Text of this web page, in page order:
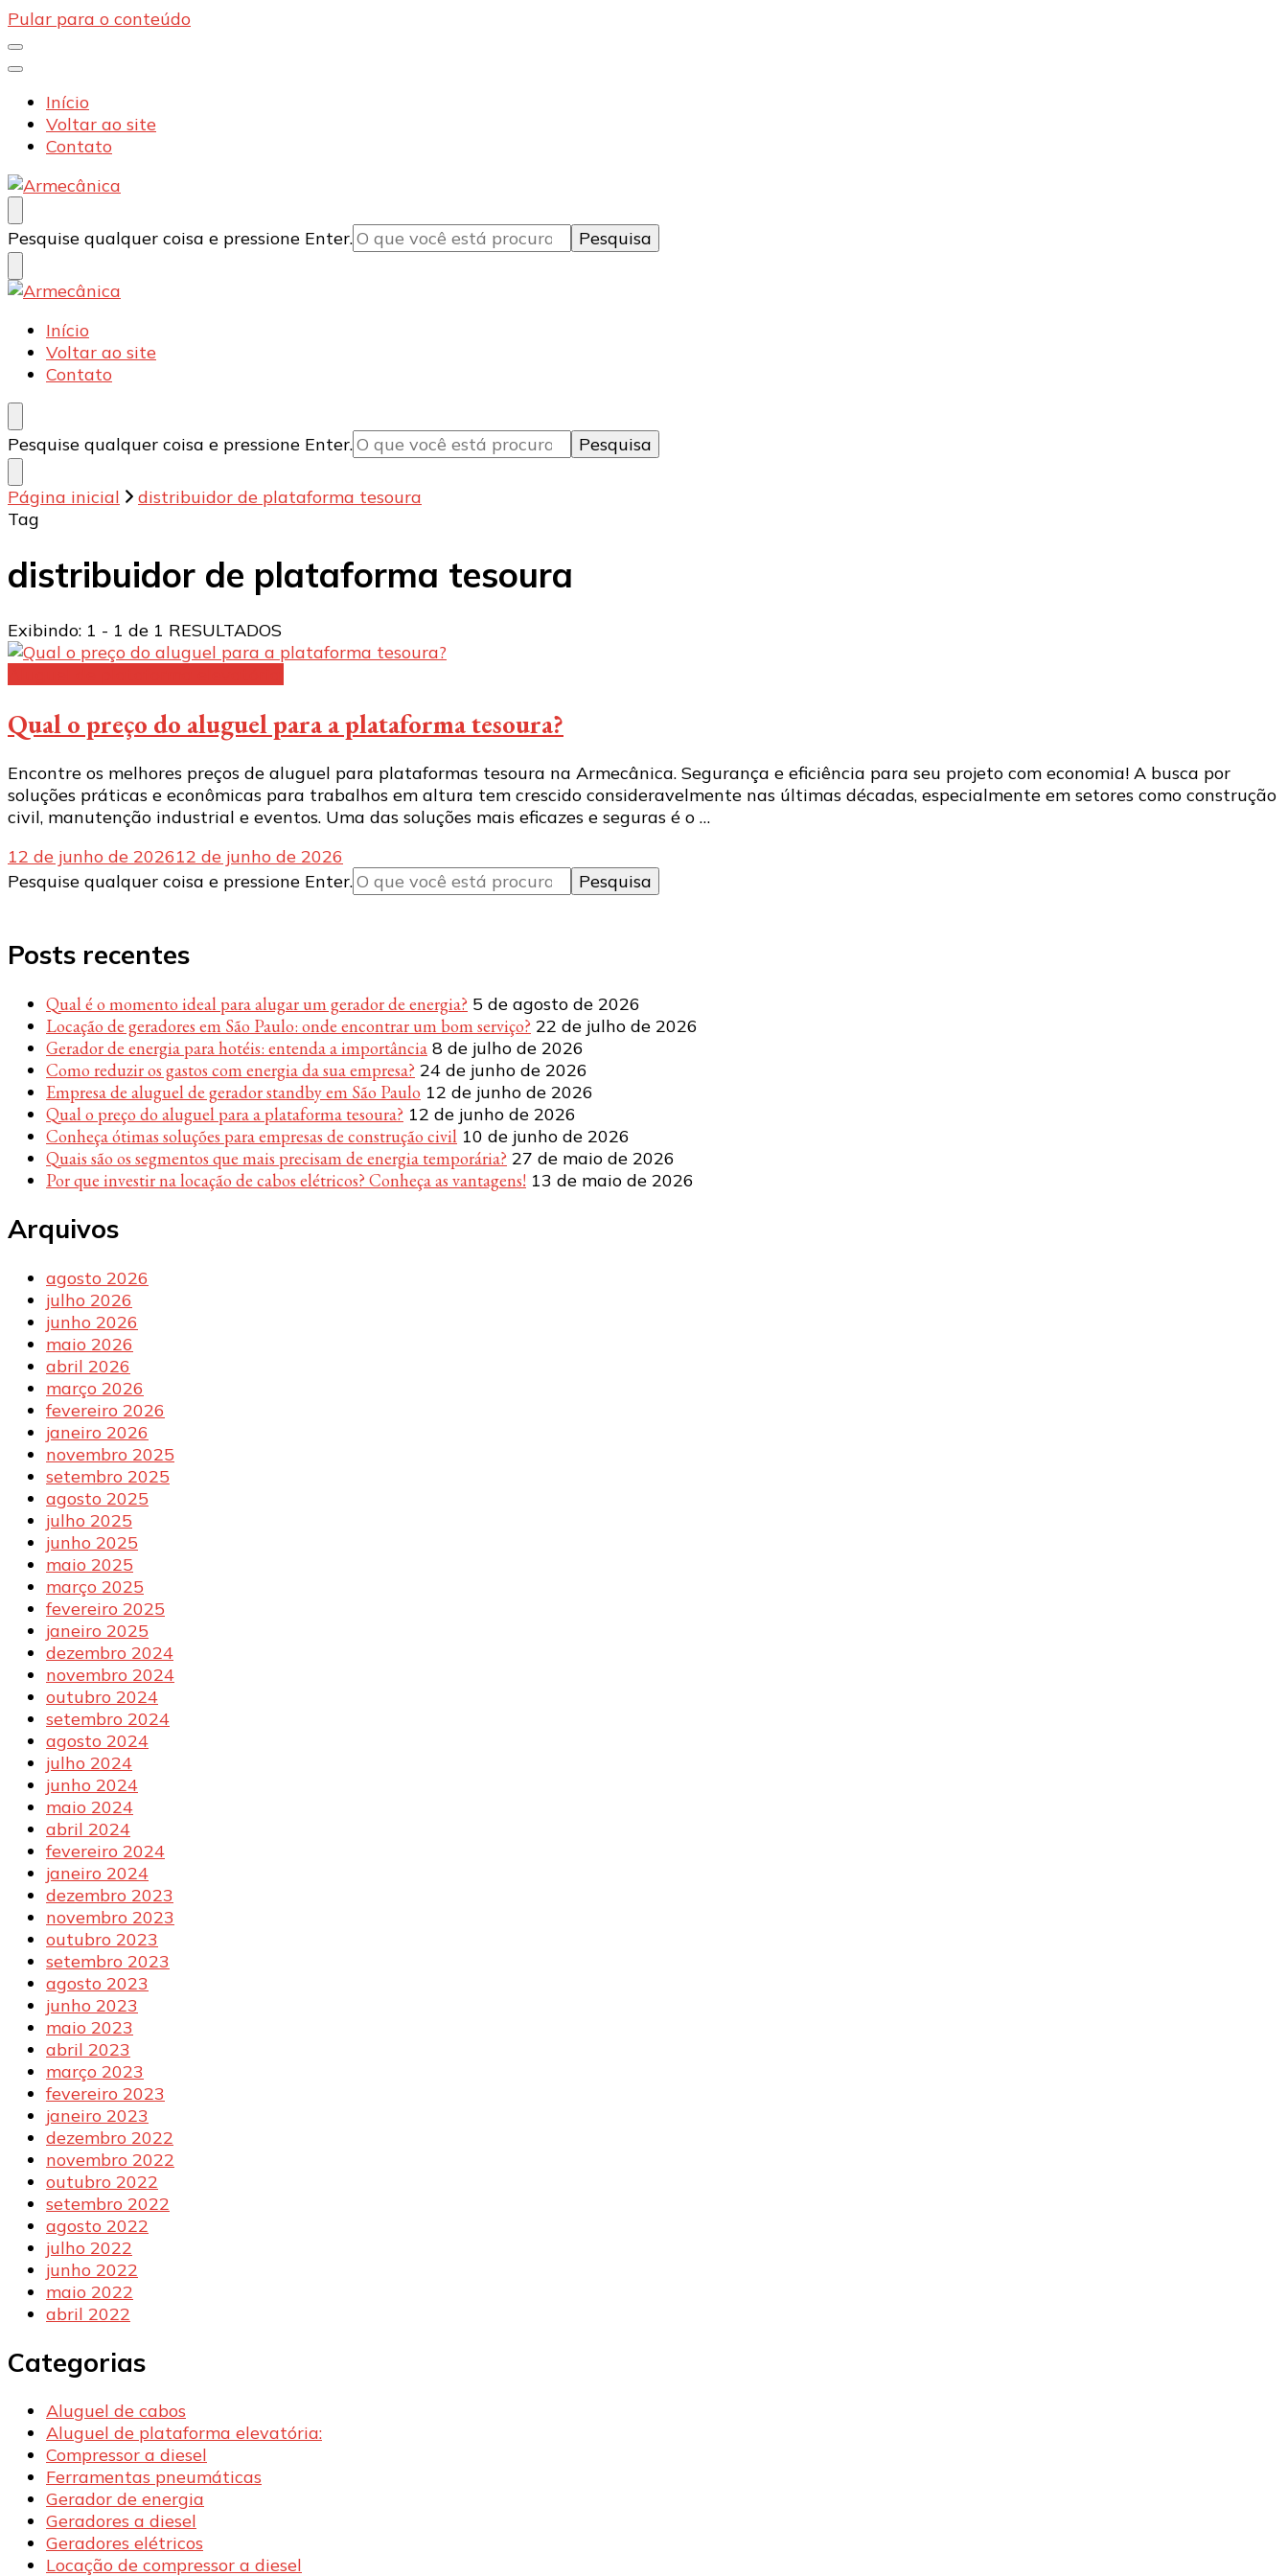
Pular para o conteúdo
Início
Voltar ao site
Contato
Armecânica
Blog
Procurando
algo?
Pesquise qualquer coisa e pressione Enter.
Armecânica
Blog
Início
Voltar ao site
Contato
Procurando
algo?
Pesquise qualquer coisa e pressione Enter.
Página inicial
distribuidor de plataforma tesoura
Tag
distribuidor de plataforma tesoura
Exibindo: 1 - 1 de 1 RESULTADOS
Qual o preço do aluguel para a plataforma tesoura?
Encontre os melhores preços de aluguel para plataformas tesoura na Armecânica. Segurança e eficiência para seu projeto com economia! A busca por
soluções práticas e econômicas para trabalhos em altura tem crescido consideravelmente nas últimas décadas, especialmente em setores como construção
civil, manutenção industrial e eventos. Uma das soluções mais eficazes e seguras é o …
12 de junho de 202612 de junho de 2026
Procurando
Pesquise qualquer coisa e pressione Enter.
Posts recentes
Qual é o momento ideal para alugar um gerador de energia? 5 de agosto de 2026
Locação de geradores em São Paulo: onde encontrar um bom serviço? 22 de julho de 2026
Gerador de energia para hotéis: entenda a importância 8 de julho de 2026
Como reduzir os gastos com energia da sua empresa? 24 de junho de 2026
Empresa de aluguel de gerador standby em São Paulo 12 de junho de 2026
Qual o preço do aluguel para a plataforma tesoura? 12 de junho de 2026
Conheça ótimas soluções para empresas de construção civil 10 de junho de 2026
Quais são os segmentos que mais precisam de energia temporária? 27 de maio de 2026
Por que investir na locação de cabos elétricos? Conheça as vantagens! 13 de maio de 2026
Arquivos
agosto 2026
julho 2026
junho 2026
maio 2026
abril 2026
março 2026
fevereiro 2026
janeiro 2026
novembro 2025
setembro 2025
agosto 2025
julho 2025
junho 2025
maio 2025
março 2025
fevereiro 2025
janeiro 2025
dezembro 2024
novembro 2024
outubro 2024
setembro 2024
agosto 2024
julho 2024
junho 2024
maio 2024
abril 2024
fevereiro 2024
janeiro 2024
dezembro 2023
novembro 2023
outubro 2023
setembro 2023
agosto 2023
junho 2023
maio 2023
abril 2023
março 2023
fevereiro 2023
janeiro 2023
dezembro 2022
novembro 2022
outubro 2022
setembro 2022
agosto 2022
julho 2022
junho 2022
maio 2022
abril 2022
Categorias
Aluguel de cabos
Aluguel de plataforma elevatória:
Compressor a diesel
Ferramentas pneumáticas
Gerador de energia
Geradores a diesel
Geradores elétricos
Locação de compressor a diesel